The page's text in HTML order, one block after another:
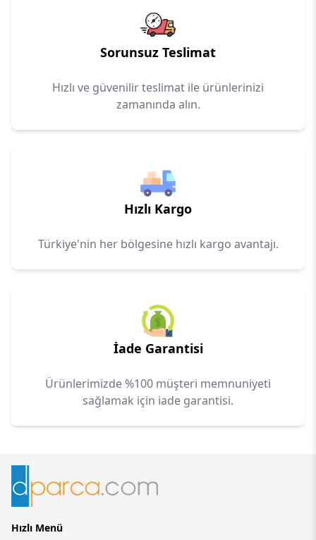
Sorunsuz Teslimat
Hızlı ve güvenilir teslimat ile ürünlerinizi
zamanında alın.
Hızlı Kargo
Türkiye'nin her bölgesine hızlı kargo avantajı.
İade Garantisi
Ürünlerimizde %100 müşteri memnuniyeti
sağlamak için iade garantisi.
Hızlı Menü